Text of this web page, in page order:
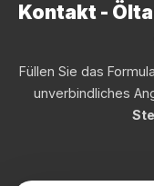
Kontakt -
Füllen Sie das
unverbindliches